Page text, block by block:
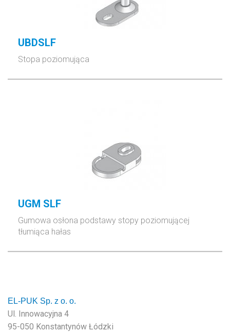
UBDSLF
Stopa poziomująca
UGM SLF
Gumowa osłona podstawy stopy poziomującej
tłumiąca hałas
EL-PUK Sp. z o. o.
Ul. Innowacyjna 4
95-050 Konstantynów Łódzki